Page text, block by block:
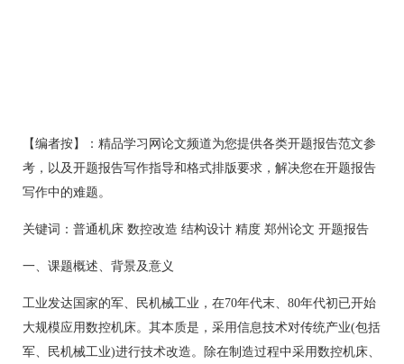
【编者按】：精品学习网论文频道为您提供各类开题报告范文参
考，以及开题报告写作指导和格式排版要求，解决您在开题报告
写作中的难题。
关键词：普通机床 数控改造 结构设计 精度 郑州论文 开题报告
一、课题概述、背景及意义
工业发达国家的军、民机械工业，在70年代末、80年代初已开始
大规模应用数控机床。其本质是，采用信息技术对传统产业(包括
军、民机械工业)进行技术改造。除在制造过程中采用数控机床、